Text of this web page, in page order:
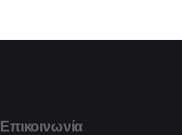
Επικοινωνία